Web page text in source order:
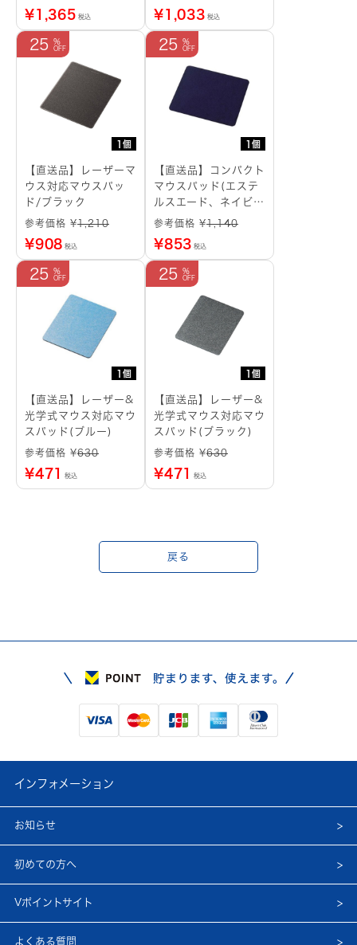
¥1,365 税込 ¥1,033 税込
1個
25
【直送品】レーザーマ
ウス対応マウスパッ
ド/ブラック
参考価格 ¥1,210
¥908 税込
1個
25
【直送品】コンパクト
マウスパッド(エステ
ルスエード、ネイビ
ー)
参考価格 ¥1,140
¥853 税込
1個
25
【直送品】レーザー&
光学式マウス対応マウ
スパッド(ブルー)
参考価格 ¥630
¥471 税込
1個
25
【直送品】レーザー&
光学式マウス対応マウ
スパッド(ブラック)
参考価格 ¥630
¥471 税込
戻る
インフォメーション
お知らせ
初めての方へ
Vポイントサイト
よくある質問